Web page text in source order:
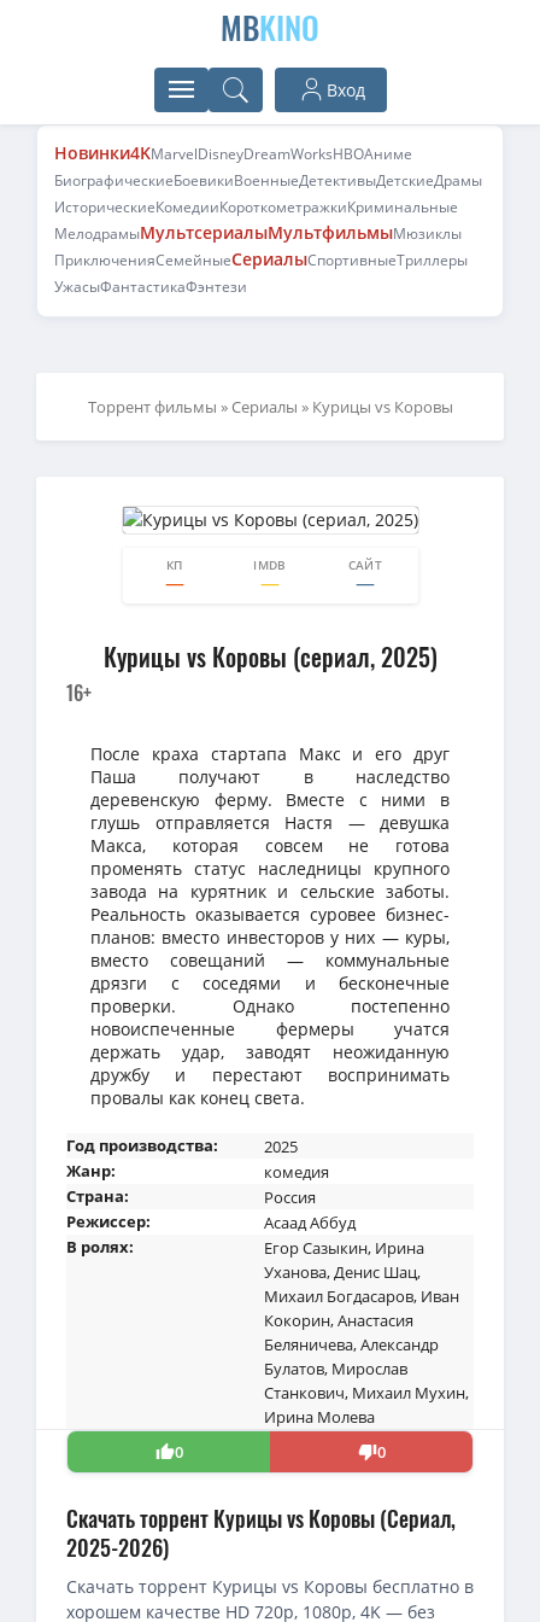
MBKINO
Вход
Новинки4KMarvelDisneyDreamWorksHBOАниме
БиографическиеБоевикиВоенныеДетективыДетскиеДрамы
ИсторическиеКомедииКороткометражкиКриминальные
МелодрамыМультсериалыМультфильмыМюзиклы
ПриключенияСемейныеСериалыСпортивныеТриллеры
УжасыФантастикаФэнтези
Торрент фильмы »Сериалы » Курицы vs Коровы
КП IMDB САЙТ
00
Курицы vs Коровы (сериал, 2025)
16+
После краха стартапа Макс и его друг
Паша получают в наследство
деревенскую ферму. Вместе с ними в
глушь отправляется Настя — девушка
Макса, которая совсем не готова
променять статус наследницы крупного
завода на курятник и сельские заботы.
Реальность оказывается суровее бизнес-
планов: вместо инвесторов у них — куры,
вместо совещаний — коммунальные
дрязги с соседями и бесконечные
проверки. Однако постепенно
новоиспеченные фермеры учатся
держать удар, заводят неожиданную
дружбу и перестают воспринимать
провалы как конец света.
Год производства:
2025
Жанр:
комедия
Страна:
Россия
Режиссер:
Асаад Аббуд
В ролях:
Егор Сазыкин, Ирина
Уханова,Денис Шац,
Михаил Богдасаров, Иван
Кокорин,Анастасия
Беляничева,Александр
Булатов, Мирослав
Станкович, Михаил Мухин,
Ирина Молева
0
0
Скачать торрент Курицы vs Коровы (Сериал,
2025-2026)
Скачать торрент Курицы vs Коровы бесплатно в
хорошем качестве HD 720p, 1080p, 4K — без